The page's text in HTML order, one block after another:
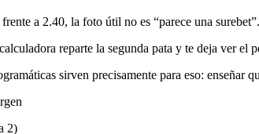
a 2.40, la foto útil no es “parece una
reparte la segunda pata y te deja ver
sirven precisamente para eso: enseñar
2)